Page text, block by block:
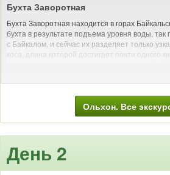
Бухта Заворотная
Бухта Заворотная находится в горах
бухта в результате подъема уровня воды,
с Байкалом, и сейчас их разделяет только
коса, длина которой достигает почти одного
идеальным местом для пристанища кораблей
ветров. Красивейшая бухта, защищенная от
спокойной атмосферой.
Здесь есть геологический поселок и пирс для
местности добывали микрокварцит, но на
месторождение законсервировано, и добыча
Пляжный отдых на Байкале
Ольхон. Все
День 2